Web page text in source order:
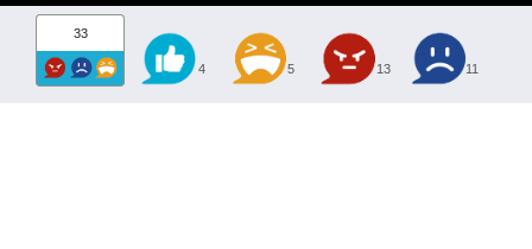
33
4 5 13 11